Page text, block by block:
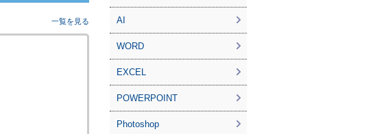
一覧を見る AI
WORD
EXCEL
POWERPOINT
Photoshop